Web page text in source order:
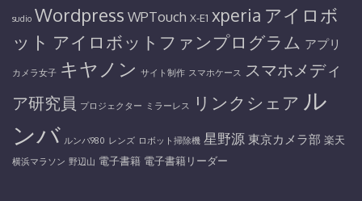
sudio Wordpress WPTouch X-E1 xperia アイロボ
ット アイロボットファンプログラム アプリ
カメラ女子 キヤノン サイト制作 スマホケース
スマホメディ
ア研究員 プロジェクター ミラーレス リンクシェア ル
ンバ ルンバ980 レンズ ロボット掃除機 星野源 東京カメラ部 楽天
横浜マラソン 野辺山 電子書籍 電子書籍リーダー